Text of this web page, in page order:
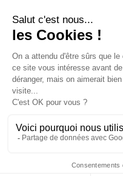
Politiques de
Conditions